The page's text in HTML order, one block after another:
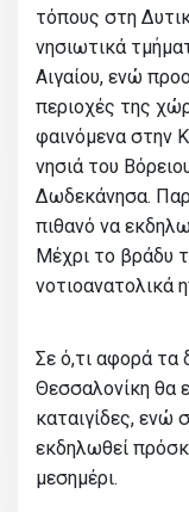
τόπους στη
νησιωτικά
Αιγαίου, ενώ
περιοχές της
φαινόμενα στην
νησιά του
Δωδεκάνησα.
πιθανό να
Μέχρι το βράδυ
νοτιοανατολικά
Σε ό,τι αφορά τα
Θεσσαλονίκη θα
καταιγίδες, ενώ
εκδηλωθεί
μεσημέρι.